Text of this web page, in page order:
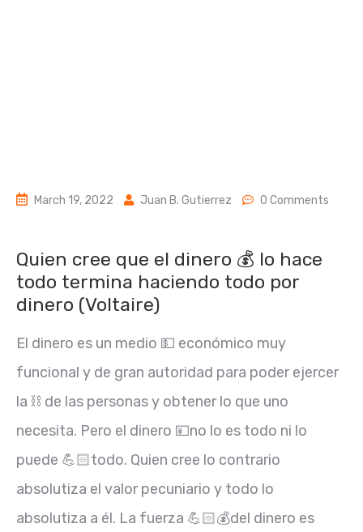
March 19, 2022 Juan B. Gutierrez 0 Comments
Quien cree que el dinero 💰 lo hace
todo termina haciendo todo por
dinero (Voltaire)
El dinero es un medio 💵 económico muy
funcional y de gran autoridad para poder ejercer
la ⛓ de las personas y obtener lo que uno
necesita. Pero el dinero 💴no lo es todo ni lo
puede 💪🏻todo. Quien cree lo contrario
absolutiza el valor pecuniario y todo lo
absolutiza a él. La fuerza 💪🏻💰del dinero es